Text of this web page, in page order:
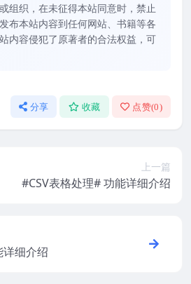
组织，在未征得本站同意时，禁止
布本站内容到任何网站、书籍等各
内容侵犯了原著者的合法权益，可
分享 收藏 点赞(0)
上一篇
#CSV表格处理# 功能详细介绍
细介绍